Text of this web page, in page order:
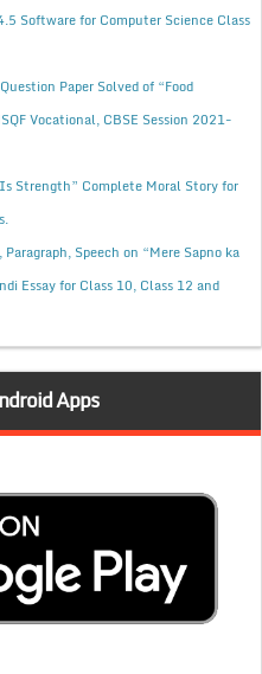
Software for Computer Science Class
Paper Solved of “Food
Vocational, CBSE Session 2021-
Strength” Complete Moral Story for
Paragraph, Speech on “Mere Sapno ka
Essay for Class 10, Class 12 and
Apps